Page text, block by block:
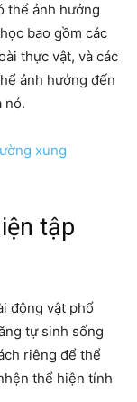
thể ảnh hưởng
bao gồm các
thực vật, và các
ảnh hưởng đến
nó.
tập
động vật phổ
tự sinh sống
riêng để thể
thể hiện tính